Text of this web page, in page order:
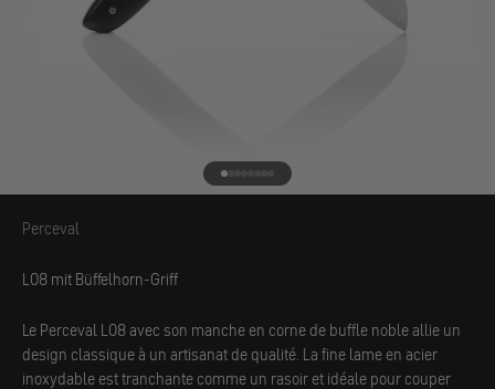
Aller à l'élément 1
Aller à l'élément 2
Aller à l'élément 3
Aller à l'élément 4
Aller à l'élément 5
Aller à l'élément 6
Aller à l'élément 7
Aller à l'élément 8
Perceval
Perceval
L08 mit Büffelhorn-Griff
Le Perceval L08 avec son manche en corne de buffle noble allie un
design classique à un artisanat de qualité. La fine lame en acier
inoxydable est tranchante comme un rasoir et idéale pour couper